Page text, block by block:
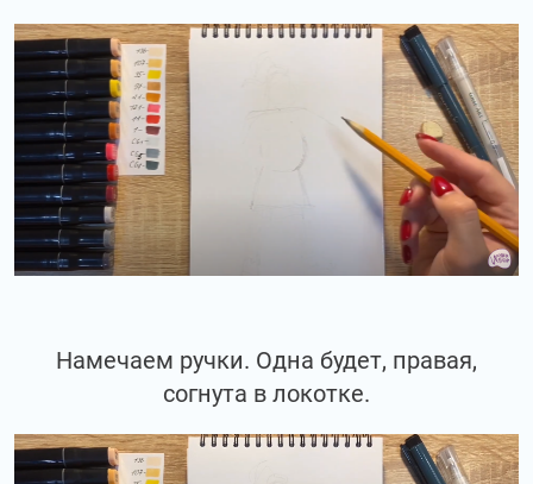
Намечаем ручки. Одна будет, правая,
согнута в локотке.